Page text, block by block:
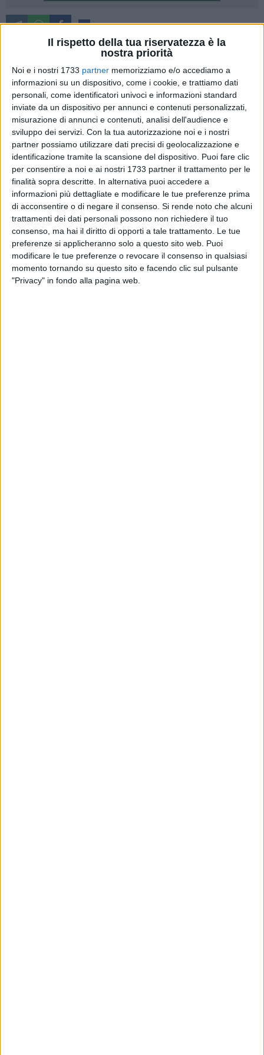
Il rispetto della tua riservatezza è la
nostra priorità
Noi e i nostri 1733 partner memorizziamo e/o accediamo a
informazioni su un dispositivo, come i cookie, e trattiamo dati
personali, come identificatori univoci e informazioni standard
inviate da un dispositivo per annunci e contenuti personalizzati,
misurazione di annunci e contenuti, analisi dell'audience e
sviluppo dei servizi. Con la tua autorizzazione noi e i nostri
partner possiamo utilizzare dati precisi di geolocalizzazione e
identificazione tramite la scansione del dispositivo. Puoi fare clic
per consentire a noi e ai nostri 1733 partner il trattamento per le
finalità sopra descritte. In alternativa puoi accedere a
informazioni più dettagliate e modificare le tue preferenze prima
di acconsentire o di negare il consenso. Si rende noto che alcuni
trattamenti dei dati personali possono non richiedere il tuo
consenso, ma hai il diritto di opporti a tale trattamento. Le tue
preferenze si applicheranno solo a questo sito web. Puoi
modificare le tue preferenze o revocare il consenso in qualsiasi
momento tornando su questo sito e facendo clic sul pulsante
"Privacy" in fondo alla pagina web.
2
Il Comune di Matera ha pubblicato il bando per accedere alla
fornitura di libri di testo e alle dotazioni tecnologiche. Il
bando consente alle famiglie a basso reddito, con figli iscritti
alle scuole secondarie di primo e secondo grado residenti nel
Comune di Matera, di usufruire della fornitura gratuita o
semigratuita di libri di testo e dotazioni tecnologiche per
l'anno scolastico in corso. Per poter accedere al contributo è
necessario presentare domanda attraverso la piattaforma
digitale del Comune. Rispetto al passato- affermano dal
Palazzo di città- "il bando ha elevato l'Indicatore della
situazione economica equivalente (Isee) tanto relativamente
alla prima fascia (da zero a 15.748,78 euro) quanto per la
seconda (fino a 20 mila euro)".
Sono due le tipologie di contributi previsti dal bando, per un
massimo di 200 euro a studente rientrante nella scuola
dell'obbligo, con un fondo destinato all'acquisto di libri di
testo delle scuole secondarie di primo e secondo grado e